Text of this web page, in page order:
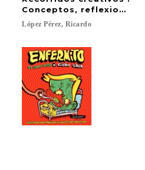
Conceptos, reflexiones,
López Pérez, Ricardo